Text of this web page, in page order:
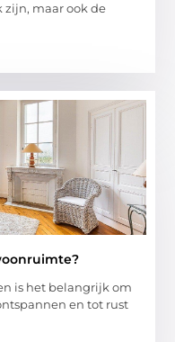
maar ook de
is het belangrijk om
en tot rust